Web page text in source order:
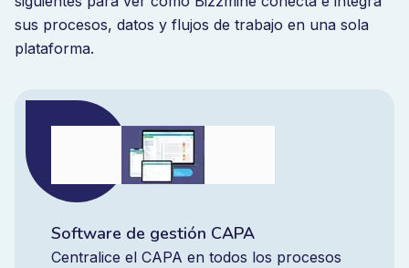
sus procesos, datos y flujos de trabajo en una sola
plataforma.
Software de gestión CAPA
Centralice el CAPA en todos los procesos